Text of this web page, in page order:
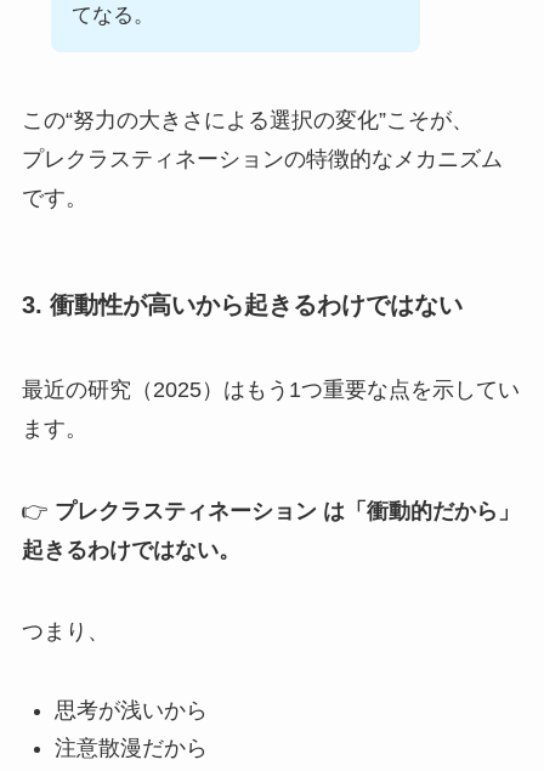
てなる。
この“努力の大きさによる選択の変化”こそが、
プレクラスティネーションの特徴的なメカニズム
です。
3. 衝動性が高いから起きるわけではない
最近の研究（2025）はもう1つ重要な点を示してい
ます。
👉 プレクラスティネーション は「衝動的だから」
起きるわけではない。
つまり、
思考が浅いから
注意散漫だから